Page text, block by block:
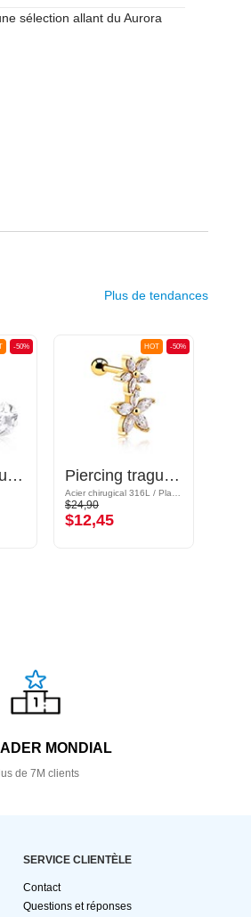
sélection allant du Aurora
Plus de tendances
-50%
Piercing tragus avec pierre en crystal
-50%
HOT
Piercing tragus avec motif fleur et pierres en cristal
$24,90
$12,45
MONDIAL
de 7M clients
SERVICE CLIENTÈLE
Contact
Questions et réponses